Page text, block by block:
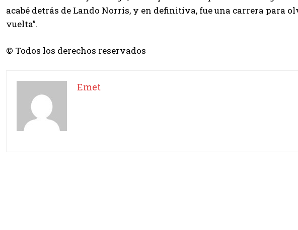
Emet
acabé detrás de Lando Norris, y en definitiva, fue una carrera para
vuelta”.
© Todos los derechos reservados
Emet